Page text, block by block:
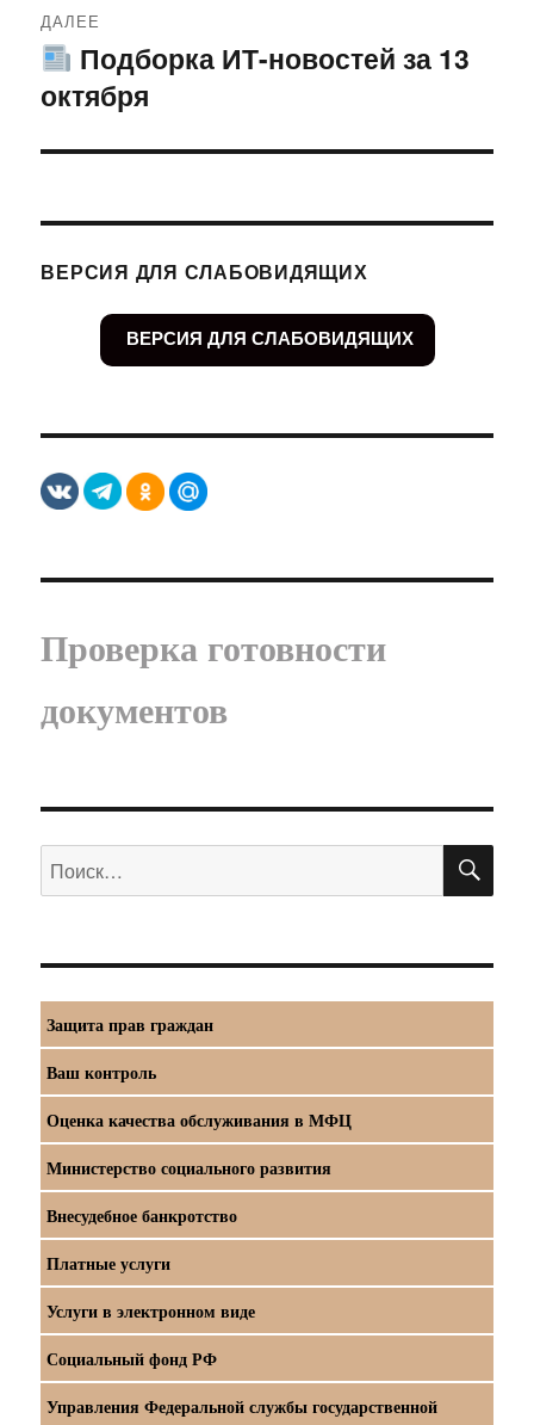
ДАЛЕЕ
Следующая
запись:
Подборка ИТ-новостей за 13
октября
ВЕРСИЯ ДЛЯ СЛАБОВИДЯЩИХ
ВЕРСИЯ ДЛЯ СЛАБОВИДЯЩИХ
Проверка готовности
документов
Искать:
Защита прав граждан
Ваш контроль
Оценка качества обслуживания в МФЦ
Министерство социального развития
Внесудебное банкротство
Платные услуги
Услуги в электронном виде
Социальный фонд РФ
Управления Федеральной службы государственной